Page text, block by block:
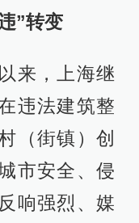
”转变
来，上海继
违法建筑整
（街镇）创
市安全、侵
响强烈、媒